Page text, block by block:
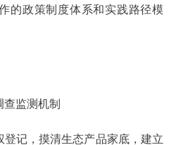
的政策制度体系和实践路径模
查监测机制
记，摸清生态产品家底，建立